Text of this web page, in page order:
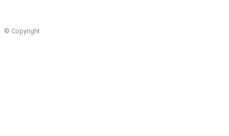
© Copyright